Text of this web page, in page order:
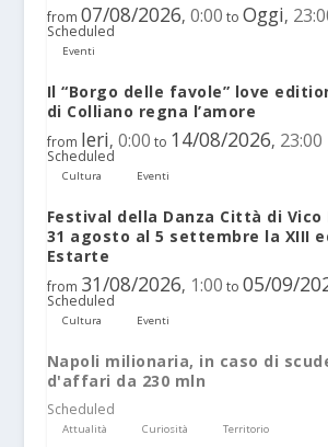
from 07/08/2026, 0:00 to Oggi,
Scheduled
Eventi
Il “Borgo delle favole” love
di Colliano regna l’amore
from Ieri, 0:00 to 14/08/2026, 23:00
Scheduled
Cultura Eventi
Festival della Danza Città di Vico
31 agosto al 5 settembre la XIII
Estarte
from 31/08/2026, 1:00 to 05/09/
Scheduled
Cultura Eventi
Napoli milionaria, in caso di
d'affari da 230 mln
Scheduled
Attualità Curiosità Territorio